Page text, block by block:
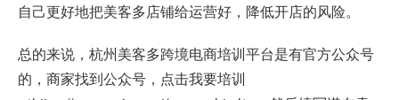
自己更好地把美客多店铺给运营好，降低开店的风险。
总的来说，杭州美客多跨境电商培训平台是有官方公众号
的，商家找到公众号，点击我要培训